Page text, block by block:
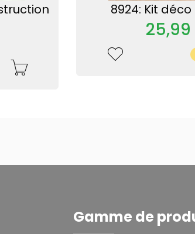
8924: Kit
Gamme de